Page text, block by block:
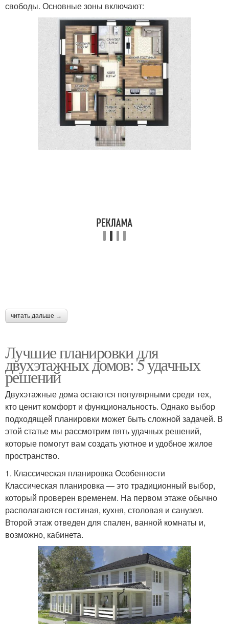
свободы. Основные зоны включают:
читать дальше →
Лучшие планировки для
двухэтажных домов: 5 удачных
решений
Двухэтажные дома остаются популярными среди тех,
кто ценит комфорт и функциональность. Однако выбор
подходящей планировки может быть сложной задачей. В
этой статье мы рассмотрим пять удачных решений,
которые помогут вам создать уютное и удобное жилое
пространство.
1. Классическая планировка Особенности
Классическая планировка — это традиционный выбор,
который проверен временем. На первом этаже обычно
располагаются гостиная, кухня, столовая и санузел.
Второй этаж отведен для спален, ванной комнаты и,
возможно, кабинета.